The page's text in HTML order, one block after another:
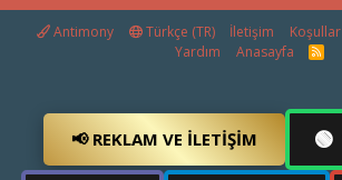
Antimony Türkçe (TR) İletişim Koşullar
Yardım
Anasayfa
R
S
📢 REKLAM VE İLETIŞIM 🟢